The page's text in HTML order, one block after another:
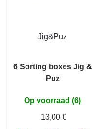
Jig&Puz
6 Sorting boxes Jig &
Puz
Op voorraad (6)
13,00 €